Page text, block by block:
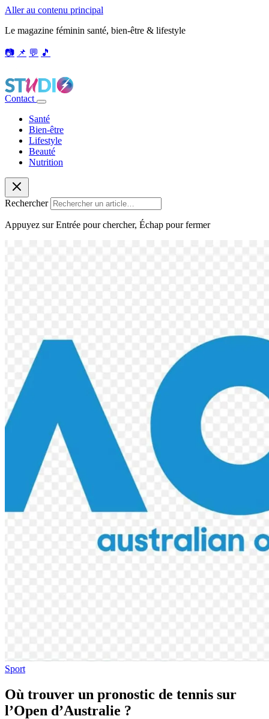
Aller au contenu principal
Le magazine féminin santé, bien-être & lifestyle
📷 📌 💬 🎵
Contact
Santé
Bien-être
Lifestyle
Beauté
Nutrition
Rechercher
Appuyez sur Entrée pour chercher, Échap pour fermer
Sport
Où trouver un pronostic de tennis sur
l’Open d’Australie ?